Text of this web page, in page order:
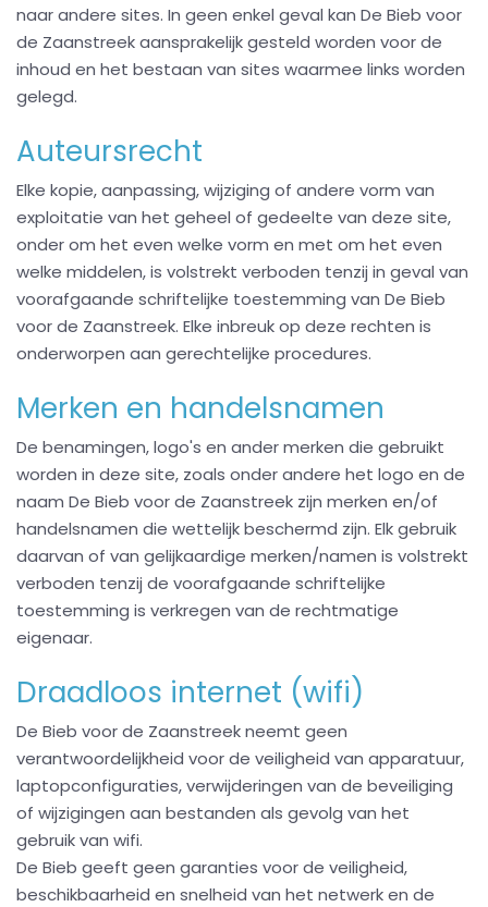
naar andere sites. In geen enkel geval kan De Bieb voor
de Zaanstreek aansprakelijk gesteld worden voor de
inhoud en het bestaan van sites waarmee links worden
gelegd.
Auteursrecht
Elke kopie, aanpassing, wijziging of andere vorm van
exploitatie van het geheel of gedeelte van deze site,
onder om het even welke vorm en met om het even
welke middelen, is volstrekt verboden tenzij in geval van
voorafgaande schriftelijke toestemming van De Bieb
voor de Zaanstreek. Elke inbreuk op deze rechten is
onderworpen aan gerechtelijke procedures.
Merken en handelsnamen
De benamingen, logo's en ander merken die gebruikt
worden in deze site, zoals onder andere het logo en de
naam De Bieb voor de Zaanstreek zijn merken en/of
handelsnamen die wettelijk beschermd zijn. Elk gebruik
daarvan of van gelijkaardige merken/namen is volstrekt
verboden tenzij de voorafgaande schriftelijke
toestemming is verkregen van de rechtmatige
eigenaar.
Draadloos internet (wifi)
De Bieb voor de Zaanstreek neemt geen
verantwoordelijkheid voor de veiligheid van apparatuur,
laptopconfiguraties, verwijderingen van de beveiliging
of wijzigingen aan bestanden als gevolg van het
gebruik van wifi.
De Bieb geeft geen garanties voor de veiligheid,
beschikbaarheid en snelheid van het netwerk en de